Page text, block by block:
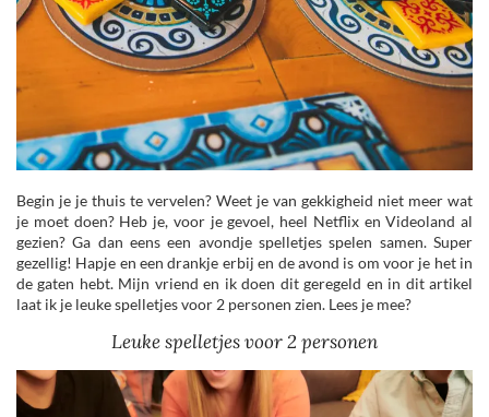
Begin je je thuis te vervelen? Weet je van gekkigheid niet meer wat
je moet doen? Heb je, voor je gevoel, heel Netflix en Videoland al
gezien? Ga dan eens een avondje spelletjes spelen samen. Super
gezellig! Hapje en een drankje erbij en de avond is om voor je het in
de gaten hebt. Mijn vriend en ik doen dit geregeld en in dit artikel
laat ik je leuke spelletjes voor 2 personen zien. Lees je mee?
Leuke spelletjes voor 2 personen